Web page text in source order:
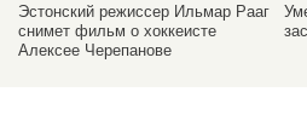
Умер Алексей Черепанов, но
засверкала "Звездочка Черри"